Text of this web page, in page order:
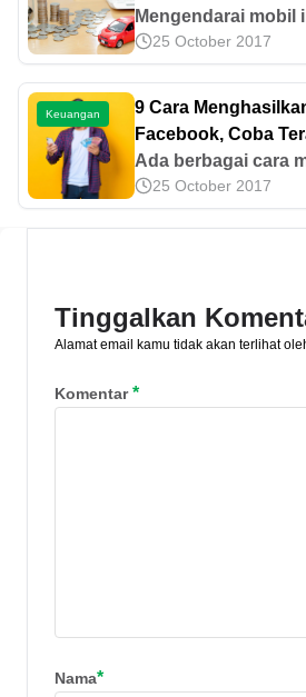
Mengendarai mobil
sekedar mimpi.
untuk beli mobil
memanfaatkan gaji
investasi emas!
25 October 2017
Keuangan
9 Cara
Facebook, Coba
Ada berbagai cara
dari Meta
konten video dan
25 October 2017
Tinggalkan
Alamat email kamu tidak akan terlihat
Komentar*
Nama*